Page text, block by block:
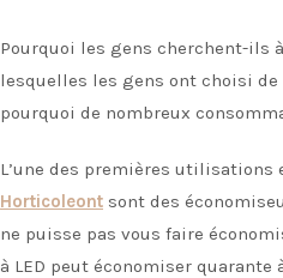
Pourquoi les gens cherchent-ils
lesquelles les gens ont choisi
pourquoi de nombreux
L’une des premières utilisations
Horticoleont sont des
ne puisse pas vous faire
à LED peut économiser